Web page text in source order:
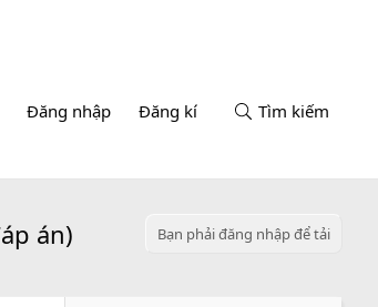
Đăng nhập Đăng kí Tìm kiếm
án)
Bạn phải đăng nhập để tải